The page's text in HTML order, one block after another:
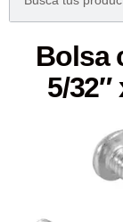
Bolsa
5/